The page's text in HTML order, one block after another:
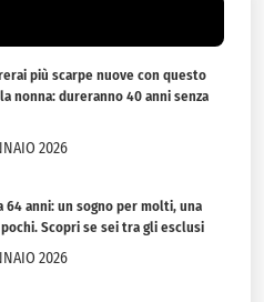
più scarpe nuove con questo
nonna: dureranno 40 anni senza
2026
64 anni: un sogno per molti, una
Scopri se sei tra gli esclusi
2026